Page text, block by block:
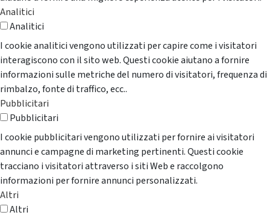
Analitici
Analitici
I cookie analitici vengono utilizzati per capire come i visitatori
interagiscono con il sito web. Questi cookie aiutano a fornire
informazioni sulle metriche del numero di visitatori, frequenza di
rimbalzo, fonte di traffico, ecc..
Pubblicitari
Pubblicitari
I cookie pubblicitari vengono utilizzati per fornire ai visitatori
annunci e campagne di marketing pertinenti. Questi cookie
tracciano i visitatori attraverso i siti Web e raccolgono
informazioni per fornire annunci personalizzati.
Altri
Altri